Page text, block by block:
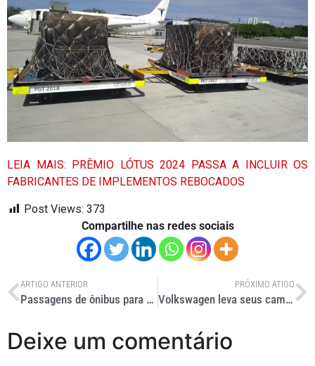
LEIA MAIS: PRÊMIO LÓTUS 2024 PASSA A INCLUIR OS
FABRICANTES DE IMPLEMENTOS REBOCADOS
Post Views: 373
Compartilhe nas redes sociais
ARTIGO ANTERIOR
Passagens de ônibus para Santos crescem 200% por causa de Neymar
PRÓXIMO ATIGO
Volkswagen leva seus caminhões extrapesados para o Chile
Deixe um comentário